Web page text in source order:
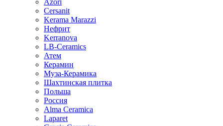
Azori
Cersanit
Kerama Marazzi
Нефрит
Kerranova
LB-Ceramics
Атем
Керамин
Муза-Керамика
Шахтинская плитка
Польша
Россия
Alma Ceramica
Laparet